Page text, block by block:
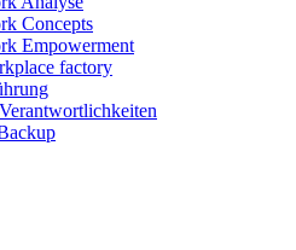
Concepts
Empowerment
factory